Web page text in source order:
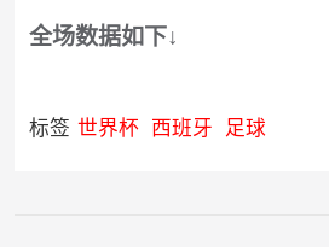
全场数据如下↓
标签 世界杯 西班牙 足球